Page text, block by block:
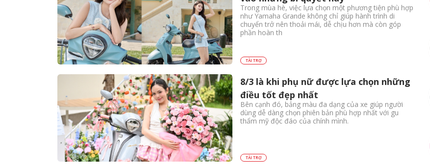
Trong mùa hè, việc lựa chọn một phương tiện phù hợp
như Yamaha Grande không chỉ giúp hành trình di
chuyển trở nên thoải mái, dễ chịu hơn mà còn góp
phần hoàn th
TÀI TRỢ
8/3 là khi phụ nữ được lựa chọn những
điều tốt đẹp nhất
Bên cạnh đó, bảng màu đa dạng của xe giúp người
dùng dễ dàng chọn phiên bản phù hợp nhất với gu
thẩm mỹ độc đáo của chính mình.
TÀI TRỢ